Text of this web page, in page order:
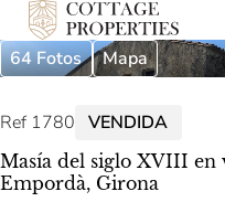
64 Fotos
Mapa
Ref 1780 VENDIDA
Masía del siglo XVIII en
Empordà, Girona